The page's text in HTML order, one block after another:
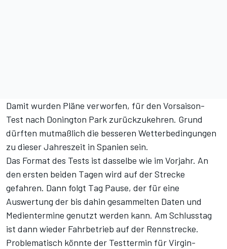
Damit wurden Pläne verworfen, für den Vorsaison-
Test nach Donington Park zurückzukehren. Grund
dürften mutmaßlich die besseren Wetterbedingungen
zu dieser Jahreszeit in Spanien sein.
Das Format des Tests ist dasselbe wie im Vorjahr. An
den ersten beiden Tagen wird auf der Strecke
gefahren. Dann folgt Tag Pause, der für eine
Auswertung der bis dahin gesammelten Daten und
Medientermine genutzt werden kann. Am Schlusstag
ist dann wieder Fahrbetrieb auf der Rennstrecke.
Problematisch könnte der Testtermin für Virgin-